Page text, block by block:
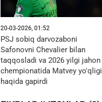
20-03-2026, 01:52
PSJ sobiq darvozaboni
Safonovni Chevalier bilan
taqqosladi va 2026 yilgi jahon
chempionatida Matvey yo'qligi
haqida gapirdi